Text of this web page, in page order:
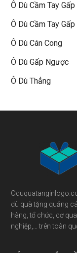
Ô Dù Cầm Tay Gấp
Ô Dù Cầm Tay Gấp
Ô Dù Cán Cong
Ô Dù Gấp Ngược
Ô Dù Thẳng
Footer
dù quà tặng quảng
hàng, tổ chức, cơ
nghiệp,… trên toàn